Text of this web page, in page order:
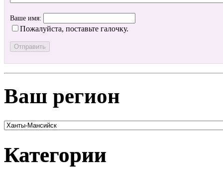
Ваше имя:
Пожалуйста, поставьте галочку.
Ваш регион
Категории